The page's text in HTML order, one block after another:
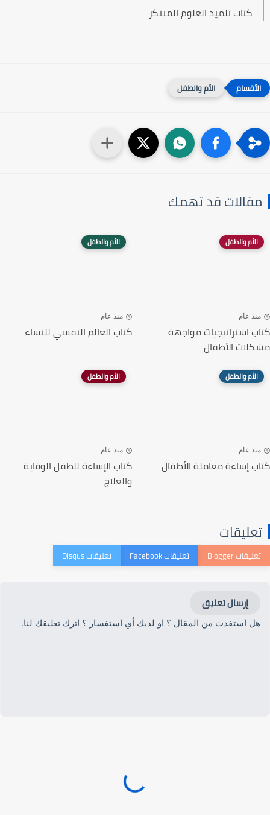
كتاب تلميذ العلوم المبتكر
الأم والطفل
مقالات قد تهمك
الأم والطفل
منذ عام
كتاب استراتيجيات مواجهة
مشكلات الأطفال
الأم والطفل
منذ عام
كتاب العالم النفسي للنساء
الأم والطفل
منذ عام
كتاب إساءة معاملة الأطفال
الأم والطفل
منذ عام
كتاب الإساءة للطفل الوقاية
والعلاج
تعليقات
إرسال تعليق
هل استفدت من المقال ؟ او لديك أي استفسار ؟ اترك تعليقك لنا.